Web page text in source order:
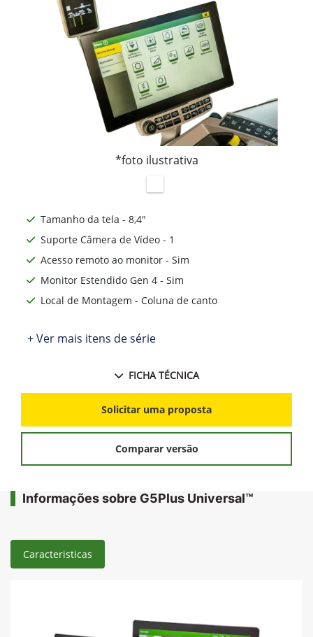
*foto ilustrativa
Tamanho da tela - 8,4"
Suporte Câmera de Vídeo - 1
Acesso remoto ao monitor - Sim
Monitor Estendido Gen 4 - Sim
Local de Montagem - Coluna de canto
+ Ver mais itens de série
FICHA TÉCNICA
Solicitar uma proposta
Comparar versão
Informações sobre G5Plus Universal™
Caracteristicas